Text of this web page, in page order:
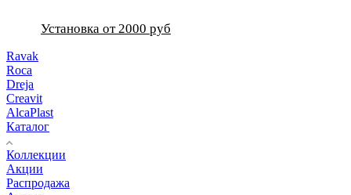
Установка от 2000 руб
Ravak
Roca
Dreja
Creavit
AlcaPlast
Каталог
Коллекции
Акции
Распродажа